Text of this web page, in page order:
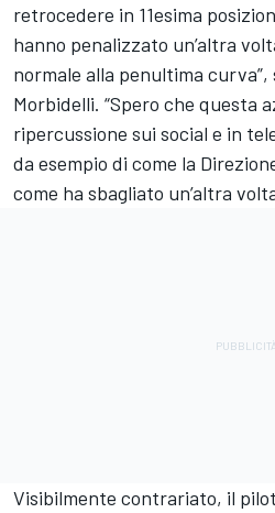
retrocedere in 11esima
hanno penalizzato un’altra
normale alla penultima curva”,
Morbidelli. “Spero che questa
ripercussione sui social e in
da esempio di come la
come ha sbagliato un’altra
Visibilmente contrariato, il